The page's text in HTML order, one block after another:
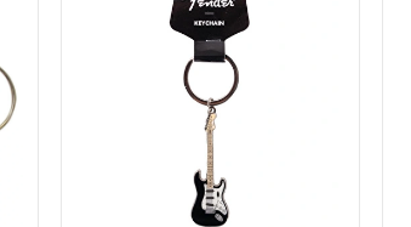
METALMORPHOSE
LIVERPOOL